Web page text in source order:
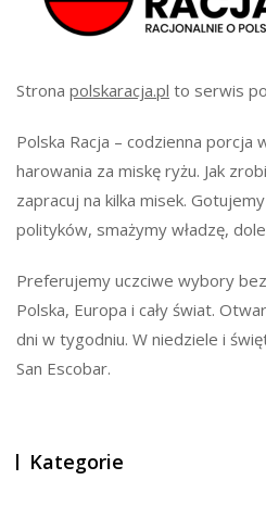
Strona polskaracja.pl to serwis
Polska Racja – codzienna porcja
harowania za miskę ryżu. Jak
zapracuj na kilka misek.
polityków, smażymy władzę,
Preferujemy uczciwe wybory
Polska, Europa i cały świat.
dni w tygodniu. W niedziele i
San Escobar.
Kategorie